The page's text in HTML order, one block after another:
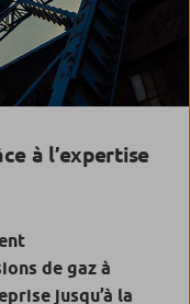
à l’expertise
de gaz à
jusqu’à la